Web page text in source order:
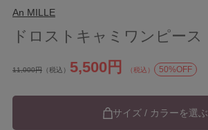
An MILLE
ドロストキャミワンピース
11,000円 （税込） 5,500円 （税込） 50%OFF
サイズ / カラーを選ぶ